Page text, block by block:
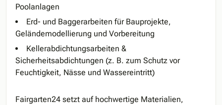
Poolanlagen
Erd- und Baggerarbeiten für Bauprojekte,
Geländemodellierung und Vorbereitung
Kellerabdichtungsarbeiten &
Sicherheitsabdichtungen (z. B. zum Schutz vor
Feuchtigkeit, Nässe und Wassereintritt)
Fairgarten24 setzt auf hochwertige Materialien,